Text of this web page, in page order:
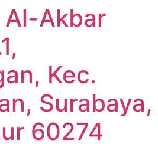
Akbar
Kec.
Surabaya,
60274